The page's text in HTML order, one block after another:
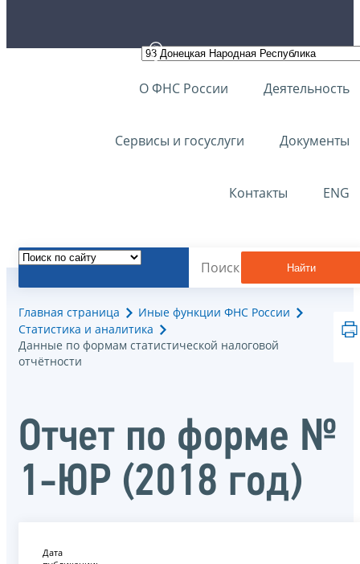
О ФНС России Деятельность
Сервисы и госуслуги Документы
Контакты ENG
Найти
Главная страница
Иные функции ФНС России
Статистика и аналитика
Данные по формам статистической налоговой
отчётности
Отчет по форме №
1-ЮР (2018 год)
Дата